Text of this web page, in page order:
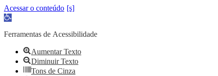
Acessar o conteúdo
Abrir
barra
ferramentas
Ferramentas de Acessibilidade
Aumentar Texto
Diminuir Texto
Tons de Cinza